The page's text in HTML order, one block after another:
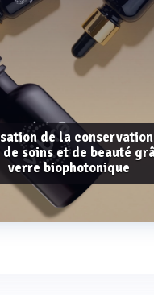
de la
soins et de beauté
verre biophotonique